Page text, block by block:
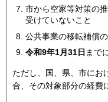
市から空家等対策の
受けていないこと
公共事業の移転補償
令和9年1月31日 まで
ただし、国、県、市にお
合、その対象部分の経費